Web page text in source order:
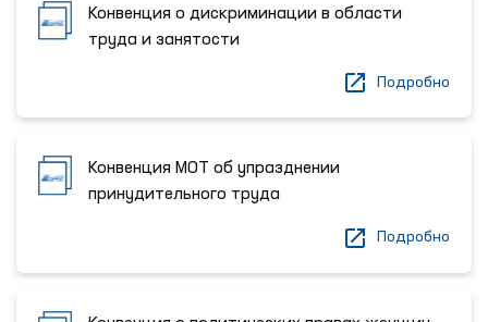
Конвенция о дискриминации в области
труда и занятости
Подробно
Конвенция МОТ об упразднении
принудительного труда
Подробно